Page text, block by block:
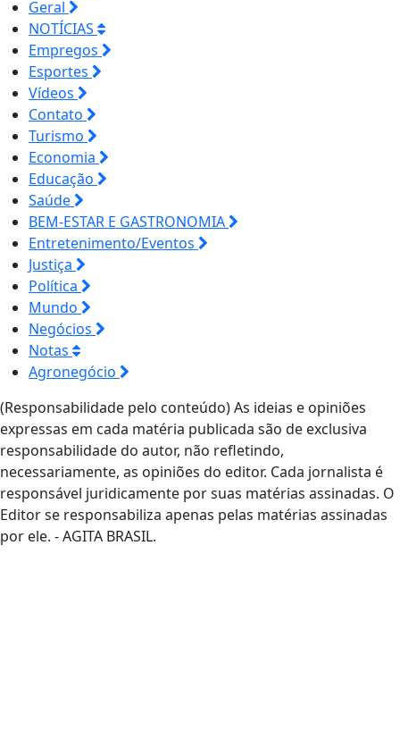
Geral
NOTÍCIAS
Empregos
Esportes
Vídeos
Contato
Turismo
Economia
Educação
Saúde
BEM-ESTAR E GASTRONOMIA
Entretenimento/Eventos
Justiça
Política
Mundo
Negócios
Notas
Agronegócio
(Responsabilidade pelo conteúdo) As ideias e opiniões
expressas em cada matéria publicada são de exclusiva
responsabilidade do autor, não refletindo,
necessariamente, as opiniões do editor. Cada jornalista é
responsável juridicamente por suas matérias assinadas. O
Editor se responsabiliza apenas pelas matérias assinadas
por ele. - AGITA BRASIL.